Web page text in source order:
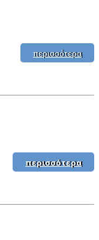
περισσότερα
περισσότερα